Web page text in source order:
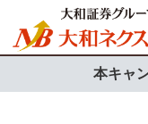
本キャ